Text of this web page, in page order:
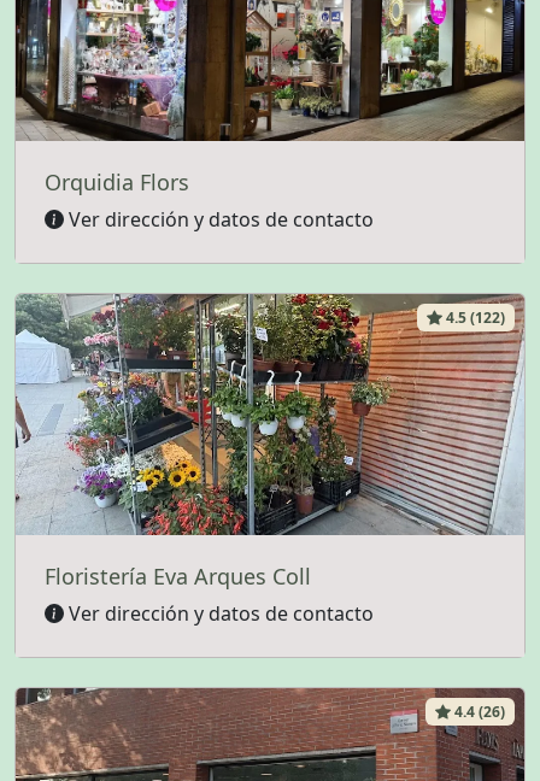
Orquidia Flors
Ver dirección y datos de contacto
4.5 (122)
Floristería Eva Arques Coll
Ver dirección y datos de contacto
4.4 (26)